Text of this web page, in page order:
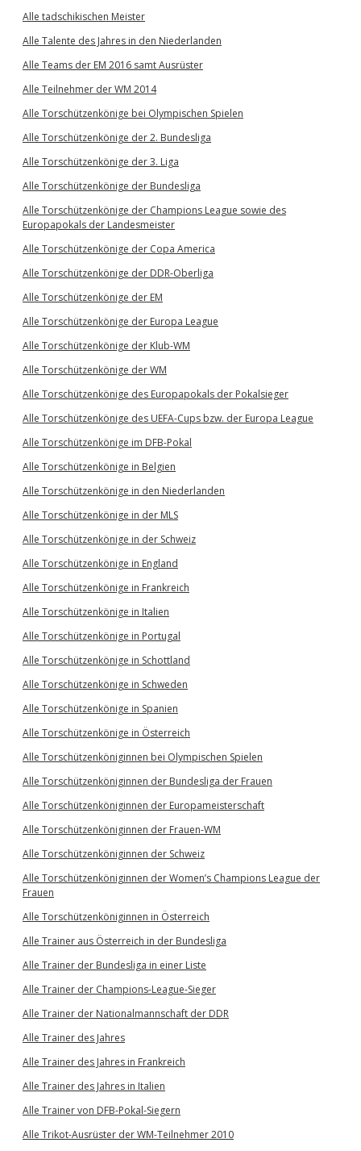
Alle tadschikischen Meister
Alle Talente des Jahres in den Niederlanden
Alle Teams der EM 2016 samt Ausrüster
Alle Teilnehmer der WM 2014
Alle Torschützenkönige bei Olympischen Spielen
Alle Torschützenkönige der 2. Bundesliga
Alle Torschützenkönige der 3. Liga
Alle Torschützenkönige der Bundesliga
Alle Torschützenkönige der Champions League sowie des
Europapokals der Landesmeister
Alle Torschützenkönige der Copa America
Alle Torschützenkönige der DDR-Oberliga
Alle Torschützenkönige der EM
Alle Torschützenkönige der Europa League
Alle Torschützenkönige der Klub-WM
Alle Torschützenkönige der WM
Alle Torschützenkönige des Europapokals der Pokalsieger
Alle Torschützenkönige des UEFA-Cups bzw. der Europa League
Alle Torschützenkönige im DFB-Pokal
Alle Torschützenkönige in Belgien
Alle Torschützenkönige in den Niederlanden
Alle Torschützenkönige in der MLS
Alle Torschützenkönige in der Schweiz
Alle Torschützenkönige in England
Alle Torschützenkönige in Frankreich
Alle Torschützenkönige in Italien
Alle Torschützenkönige in Portugal
Alle Torschützenkönige in Schottland
Alle Torschützenkönige in Schweden
Alle Torschützenkönige in Spanien
Alle Torschützenkönige in Österreich
Alle Torschützenköniginnen bei Olympischen Spielen
Alle Torschützenköniginnen der Bundesliga der Frauen
Alle Torschützenköniginnen der Europameisterschaft
Alle Torschützenköniginnen der Frauen-WM
Alle Torschützenköniginnen der Schweiz
Alle Torschützenköniginnen der Women’s Champions League der
Frauen
Alle Torschützenköniginnen in Österreich
Alle Trainer aus Österreich in der Bundesliga
Alle Trainer der Bundesliga in einer Liste
Alle Trainer der Champions-League-Sieger
Alle Trainer der Nationalmannschaft der DDR
Alle Trainer des Jahres
Alle Trainer des Jahres in Frankreich
Alle Trainer des Jahres in Italien
Alle Trainer von DFB-Pokal-Siegern
Alle Trikot-Ausrüster der WM-Teilnehmer 2010